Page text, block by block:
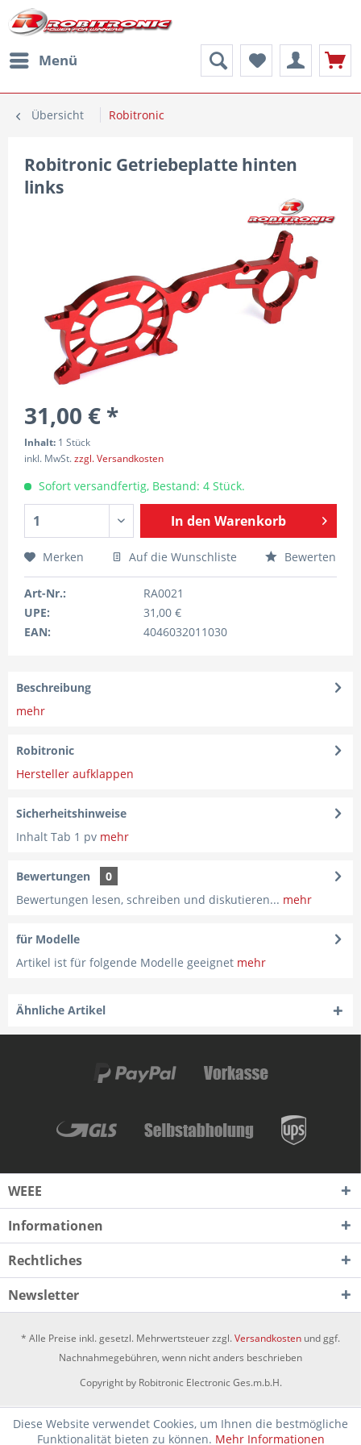
Menü
Übersicht Robitronic
Robitronic Getriebeplatte hinten
links
31,00 € *
Inhalt: 1 Stück
inkl. MwSt.zzgl. Versandkosten
Sofort versandfertig, Bestand: 4 Stück.
In den Warenkorb
Merken Auf die Wunschliste Bewerten
Art-Nr.:
RA0021
UPE:
31,00 €
EAN:
4046032011030
Beschreibung
mehr
Robitronic
Hersteller aufklappen
Sicherheitshinweise
Inhalt Tab 1 pv mehr
Bewertungen
0
Bewertungen lesen, schreiben und diskutieren... mehr
für Modelle
Artikel ist für folgende Modelle geeignet mehr
Ähnliche Artikel
WEEE
Informationen
Rechtliches
Newsletter
* Alle Preise inkl. gesetzl. Mehrwertsteuer zzgl.Versandkosten und ggf.
Nachnahmegebühren, wenn nicht anders beschrieben
Copyright by Robitronic Electronic Ges.m.b.H.
Diese Website verwendet Cookies, um Ihnen die bestmögliche
Funktionalität bieten zu können. Mehr Informationen